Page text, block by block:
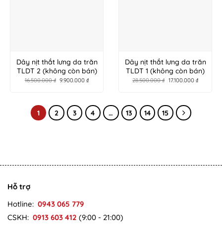
Dây nịt thắt lưng da trăn
TLDT 2 (không còn bán)
16.500.000₫ 9.900.000₫
Dây nịt thắt lưng da trăn
TLDT 1 (không còn bán)
28.500.000₫ 17.100.000 ₫
1 2 3 4 … 13 14 15
Hỗ trợ
Hotline: 0943 065 779
CSKH: 0913 603 412 (9:00 - 21:00)